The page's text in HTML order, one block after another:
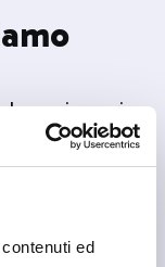
ed
puoi scoprire.